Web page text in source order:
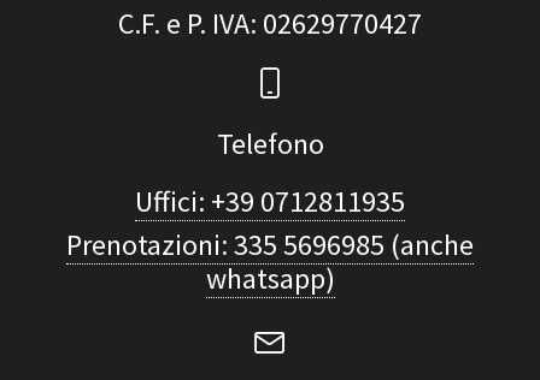
C.F. e P. IVA: 02629770427
Telefono
Uffici: +39 0712811935
Prenotazioni: 335 5696985 (anche
whatsapp)